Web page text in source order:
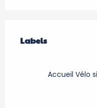
Labels
Labels
Accueil Vélo